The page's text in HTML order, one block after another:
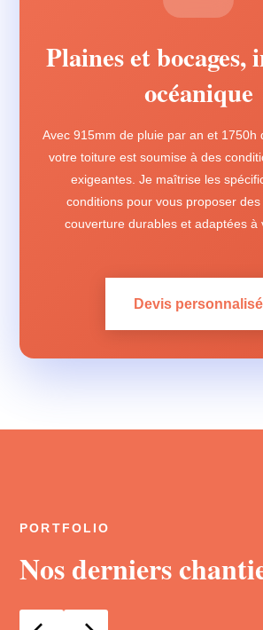
Plaines et bocages,
océanique
Avec 915mm de pluie par an et 1750h
votre toiture est soumise à des
exigeantes. Je maîtrise les
conditions pour vous proposer
couverture durables et adaptées à
Devis personnalisé
PORTFOLIO
Nos derniers